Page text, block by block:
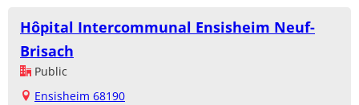
Hôpital Intercommunal Ensisheim Neuf-
Brisach
Public
Ensisheim 68190